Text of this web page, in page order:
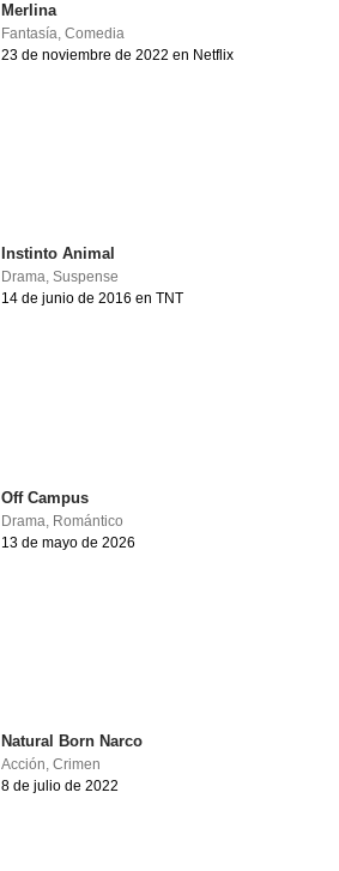
Merlina
Fantasía,Comedia
23 de noviembre de 2022 en Netflix
Instinto Animal
Drama,Suspense
14 de junio de 2016 en TNT
Off Campus
Drama Romántico
13 de mayo de 2026
Natural Born Narco
Acción,Crimen
8 de julio de 2022